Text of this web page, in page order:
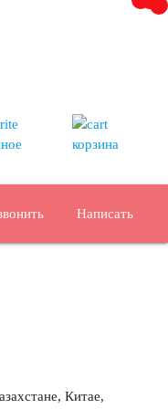
корзина
Написать
Китае,